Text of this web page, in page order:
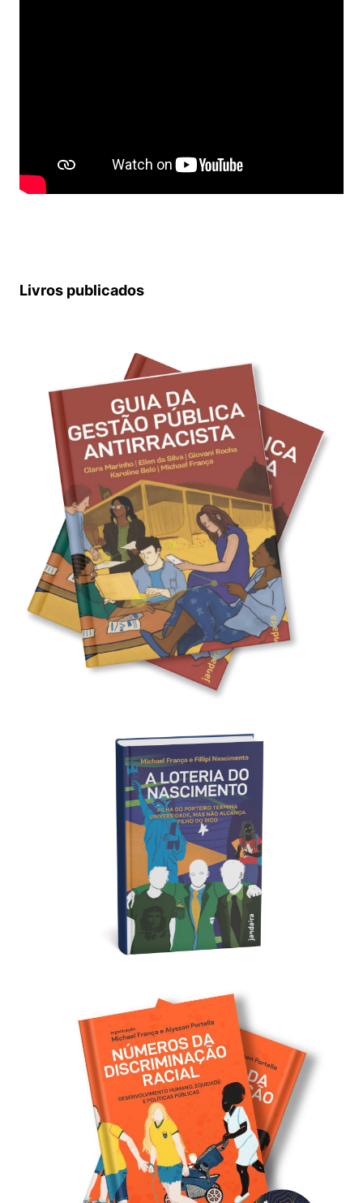
Livros publicados
Cookies estritamente necessários
Cookies de preferências de usuário